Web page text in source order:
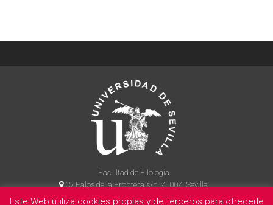
Facultad de Filología
C/ Palos de la Frontera s/n, 41004, Sevilla
954 55 14 90
Este Web utiliza cookies propias y de terceros para ofrecerle